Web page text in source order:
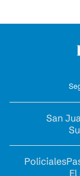
San
Policiales